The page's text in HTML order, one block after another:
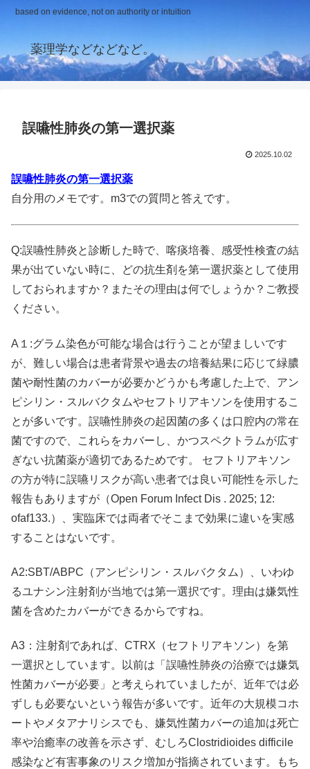
based on evidence, not on authority or intuition
薬理学などなどなど。
誤嚥性肺炎の第一選択薬
2025.10.02
誤嚥性肺炎の第一選択薬
自分用のメモです。m3での質問と答えです。
Q:誤嚥性肺炎と診断した時で、喀痰培養、感受性検査の結
果が出ていない時に、どの抗生剤を第一選択薬として使用
しておられますか？またその理由は何でしょうか？ご教授
ください。
A１:グラム染色が可能な場合は行うことが望ましいです
が、難しい場合は患者背景や過去の培養結果に応じて緑膿
菌や耐性菌のカバーが必要かどうかも考慮した上で、アン
ピシリン・スルバクタムやセフトリアキソンを使用するこ
とが多いです。誤嚥性肺炎の起因菌の多くは口腔内の常在
菌ですので、これらをカバーし、かつスペクトラムが広す
ぎない抗菌薬が適切であるためです。 セフトリアキソン
の方が特に誤嚥リスクが高い患者では良い可能性を示した
報告もありますが（Open Forum Infect Dis . 2025; 12:
ofaf133.）、実臨床では両者でそこまで効果に違いを実感
することはないです。
A2:SBT/ABPC（アンピシリン・スルバクタム）、いわゆ
るユナシン注射剤が当地では第一選択です。理由は嫌気性
菌を含めたカバーができるからですね。
A3：注射剤であれば、CTRX（セフトリアキソン）を第
一選択としています。以前は「誤嚥性肺炎の治療では嫌気
性菌カバーが必要」と考えられていましたが、近年では必
ずしも必要ないという報告が多いです。近年の大規模コホ
ートやメタアナリシスでも、嫌気性菌カバーの追加は死亡
率や治癒率の改善を示さず、むしろClostridioides difficile
感染など有害事象のリスク増加が指摘されています。もち